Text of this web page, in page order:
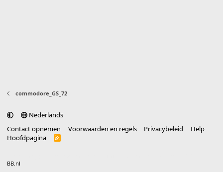
commodore_GS_72
Nederlands
Contact opnemen
Voorwaarden en regels Privacybeleid
Help
Hoofdpagina
R
BB.nl